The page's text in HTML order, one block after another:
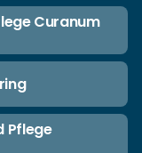
Curanum
Pflege